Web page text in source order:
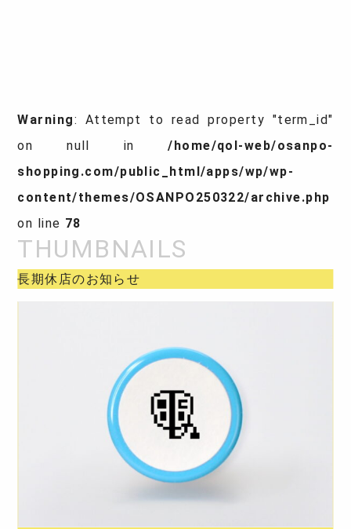
Warning: Attempt to read property "term_id"
on null in/home/qol-web/osanpo-
shopping.com/public_html/apps/wp/wp-
content/themes/OSANPO250322/archive.php
on line 78
長期休店のお知らせ